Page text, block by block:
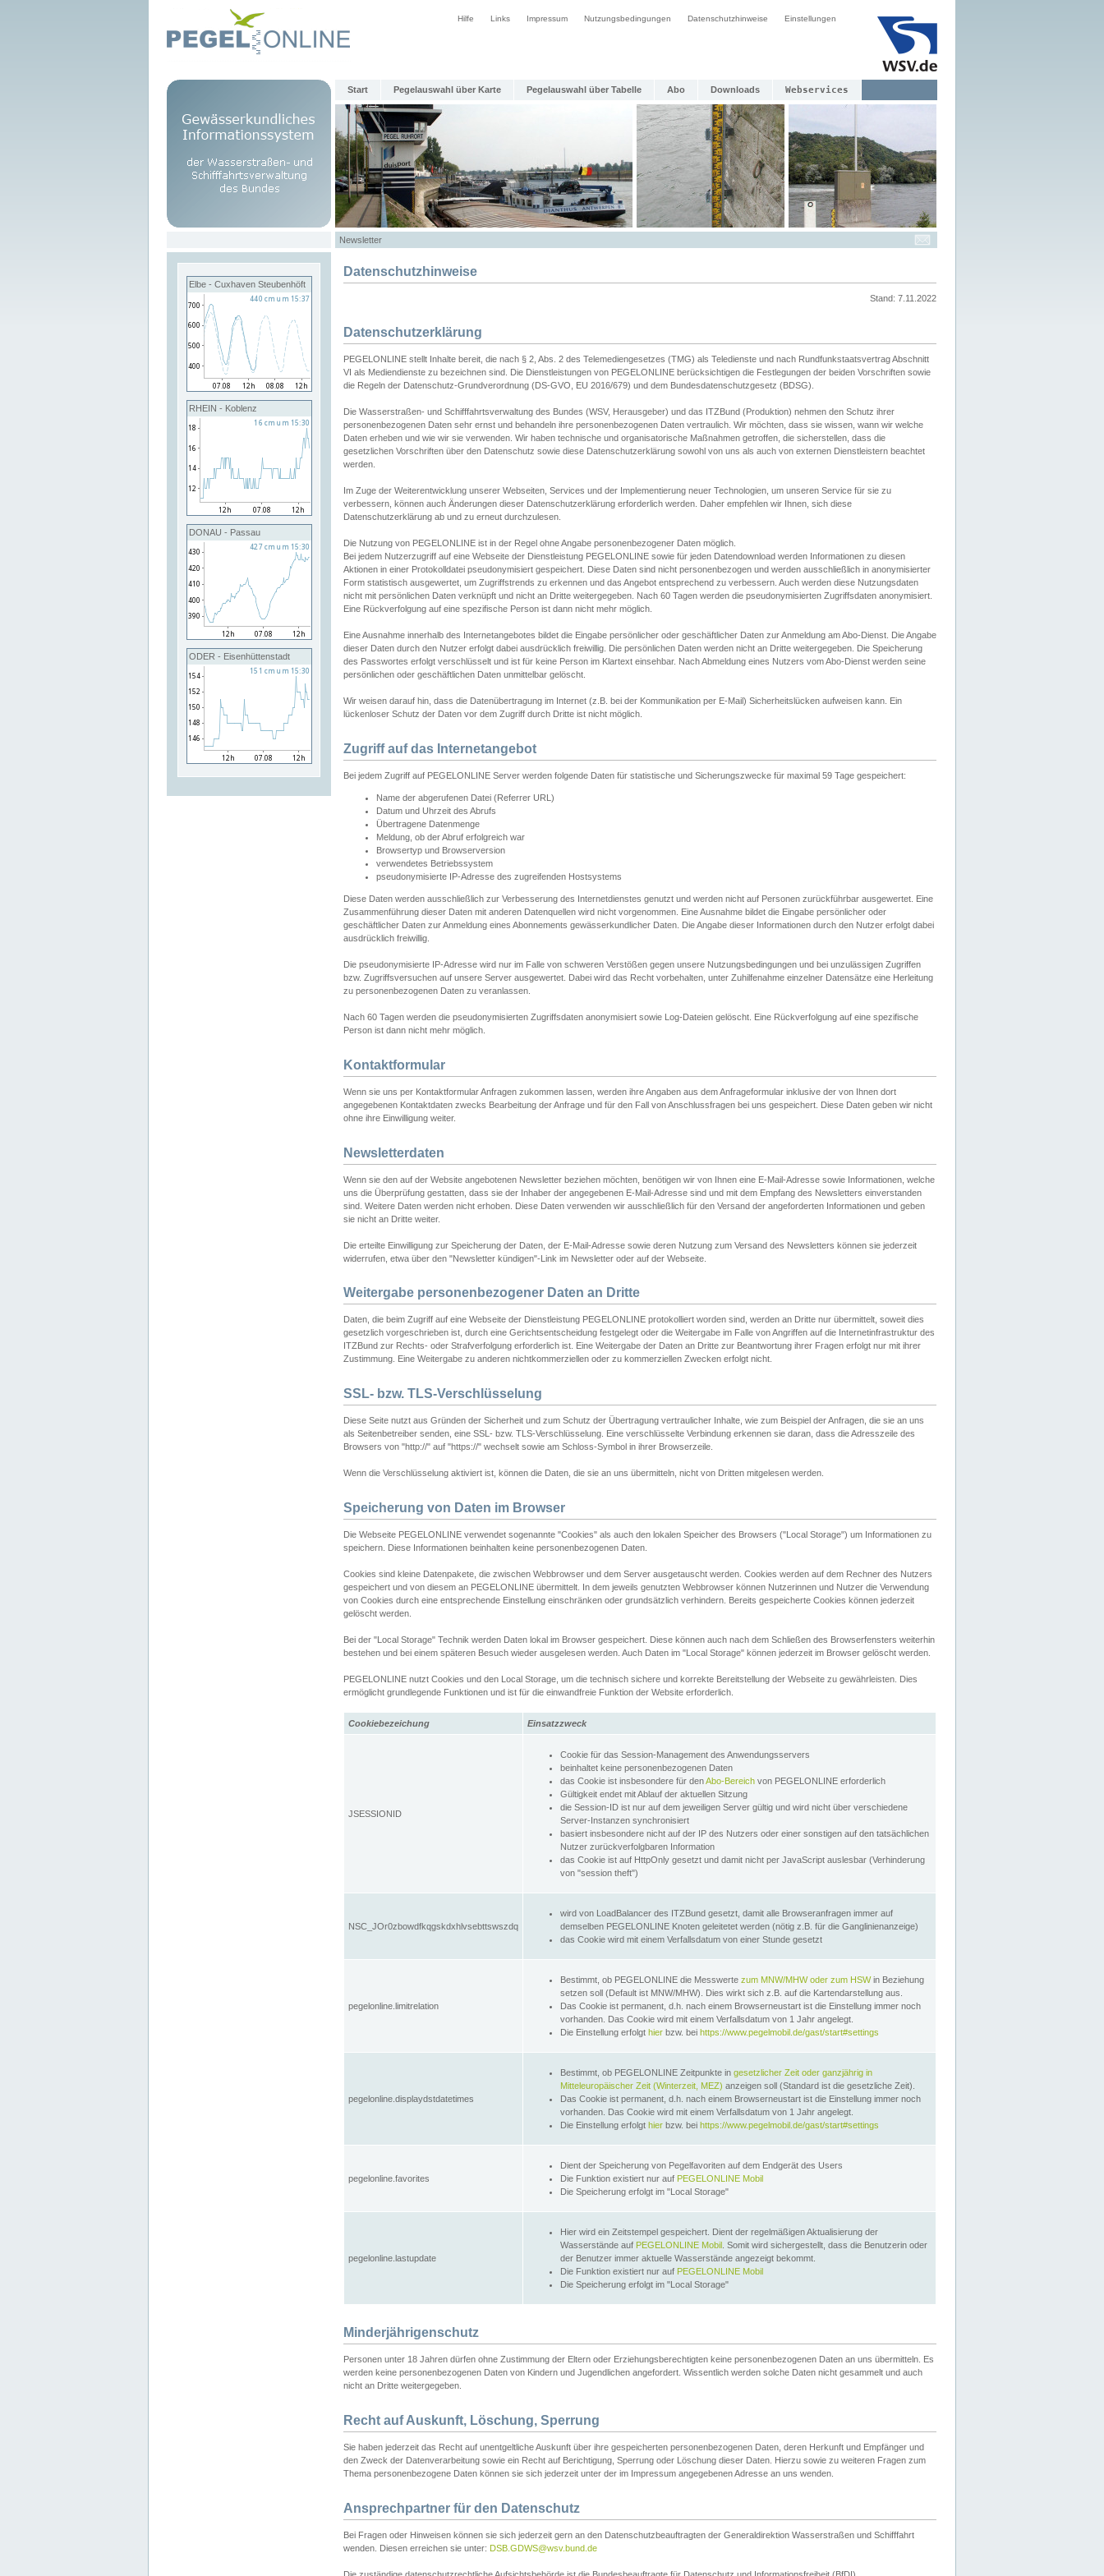
Hilfe Links Impressum Nutzungsbedingungen Datenschutzhinweise Einstellungen
Start Pegelauswahl über Karte Pegelauswahl über Tabelle Abo Downloads Webservices
Newsletter
Elbe - Cuxhaven Steubenhöft
RHEIN - Koblenz
DONAU - Passau
ODER - Eisenhüttenstadt
Datenschutzhinweise
Stand: 7.11.2022
Datenschutzerklärung
PEGELONLINE stellt Inhalte bereit, die nach § 2, Abs. 2 des Telemediengesetzes (TMG) als Teledienste und nach Rundfunkstaatsvertrag Abschnitt
VI als Mediendienste zu bezeichnen sind. Die Dienstleistungen von PEGELONLINE berücksichtigen die Festlegungen der beiden Vorschriften sowie
die Regeln der Datenschutz-Grundverordnung (DS-GVO, EU 2016/679) und dem Bundesdatenschutzgesetz (BDSG).
Die Wasserstraßen- und Schifffahrtsverwaltung des Bundes (WSV, Herausgeber) und das ITZBund (Produktion) nehmen den Schutz ihrer
personenbezogenen Daten sehr ernst und behandeln ihre personenbezogenen Daten vertraulich. Wir möchten, dass sie wissen, wann wir welche
Daten erheben und wie wir sie verwenden. Wir haben technische und organisatorische Maßnahmen getroffen, die sicherstellen, dass die
gesetzlichen Vorschriften über den Datenschutz sowie diese Datenschutzerklärung sowohl von uns als auch von externen Dienstleistern beachtet
werden.
Im Zuge der Weiterentwicklung unserer Webseiten, Services und der Implementierung neuer Technologien, um unseren Service für sie zu
verbessern, können auch Änderungen dieser Datenschutzerklärung erforderlich werden. Daher empfehlen wir Ihnen, sich diese
Datenschutzerklärung ab und zu erneut durchzulesen.
Die Nutzung von PEGELONLINE ist in der Regel ohne Angabe personenbezogener Daten möglich.
Bei jedem Nutzerzugriff auf eine Webseite der Dienstleistung PEGELONLINE sowie für jeden Datendownload werden Informationen zu diesen
Aktionen in einer Protokolldatei pseudonymisiert gespeichert. Diese Daten sind nicht personenbezogen und werden ausschließlich in anonymisierter
Form statistisch ausgewertet, um Zugriffstrends zu erkennen und das Angebot entsprechend zu verbessern. Auch werden diese Nutzungsdaten
nicht mit persönlichen Daten verknüpft und nicht an Dritte weitergegeben. Nach 60 Tagen werden die pseudonymisierten Zugriffsdaten anonymisiert.
Eine Rückverfolgung auf eine spezifische Person ist dann nicht mehr möglich.
Eine Ausnahme innerhalb des Internetangebotes bildet die Eingabe persönlicher oder geschäftlicher Daten zur Anmeldung am Abo-Dienst. Die Angabe
dieser Daten durch den Nutzer erfolgt dabei ausdrücklich freiwillig. Die persönlichen Daten werden nicht an Dritte weitergegeben. Die Speicherung
des Passwortes erfolgt verschlüsselt und ist für keine Person im Klartext einsehbar. Nach Abmeldung eines Nutzers vom Abo-Dienst werden seine
persönlichen oder geschäftlichen Daten unmittelbar gelöscht.
Wir weisen darauf hin, dass die Datenübertragung im Internet (z.B. bei der Kommunikation per E-Mail) Sicherheitslücken aufweisen kann. Ein
lückenloser Schutz der Daten vor dem Zugriff durch Dritte ist nicht möglich.
Zugriff auf das Internetangebot
Bei jedem Zugriff auf PEGELONLINE Server werden folgende Daten für statistische und Sicherungszwecke für maximal 59 Tage gespeichert:
Name der abgerufenen Datei (Referrer URL)
Datum und Uhrzeit des Abrufs
Übertragene Datenmenge
Meldung, ob der Abruf erfolgreich war
Browsertyp und Browserversion
verwendetes Betriebssystem
pseudonymisierte IP-Adresse des zugreifenden Hostsystems
Diese Daten werden ausschließlich zur Verbesserung des Internetdienstes genutzt und werden nicht auf Personen zurückführbar ausgewertet. Eine
Zusammenführung dieser Daten mit anderen Datenquellen wird nicht vorgenommen. Eine Ausnahme bildet die Eingabe persönlicher oder
geschäftlicher Daten zur Anmeldung eines Abonnements gewässerkundlicher Daten. Die Angabe dieser Informationen durch den Nutzer erfolgt dabei
ausdrücklich freiwillig.
Die pseudonymisierte IP-Adresse wird nur im Falle von schweren Verstößen gegen unsere Nutzungsbedingungen und bei unzulässigen Zugriffen
bzw. Zugriffsversuchen auf unsere Server ausgewertet. Dabei wird das Recht vorbehalten, unter Zuhilfenahme einzelner Datensätze eine Herleitung
zu personenbezogenen Daten zu veranlassen.
Nach 60 Tagen werden die pseudonymisierten Zugriffsdaten anonymisiert sowie Log-Dateien gelöscht. Eine Rückverfolgung auf eine spezifische
Person ist dann nicht mehr möglich.
Kontaktformular
Wenn sie uns per Kontaktformular Anfragen zukommen lassen, werden ihre Angaben aus dem Anfrageformular inklusive der von Ihnen dort
angegebenen Kontaktdaten zwecks Bearbeitung der Anfrage und für den Fall von Anschlussfragen bei uns gespeichert. Diese Daten geben wir nicht
ohne ihre Einwilligung weiter.
Newsletterdaten
Wenn sie den auf der Website angebotenen Newsletter beziehen möchten, benötigen wir von Ihnen eine E-Mail-Adresse sowie Informationen, welche
uns die Überprüfung gestatten, dass sie der Inhaber der angegebenen E-Mail-Adresse sind und mit dem Empfang des Newsletters einverstanden
sind. Weitere Daten werden nicht erhoben. Diese Daten verwenden wir ausschließlich für den Versand der angeforderten Informationen und geben
sie nicht an Dritte weiter.
Die erteilte Einwilligung zur Speicherung der Daten, der E-Mail-Adresse sowie deren Nutzung zum Versand des Newsletters können sie jederzeit
widerrufen, etwa über den "Newsletter kündigen"-Link im Newsletter oder auf der Webseite.
Weitergabe personenbezogener Daten an Dritte
Daten, die beim Zugriff auf eine Webseite der Dienstleistung PEGELONLINE protokolliert worden sind, werden an Dritte nur übermittelt, soweit dies
gesetzlich vorgeschrieben ist, durch eine Gerichtsentscheidung festgelegt oder die Weitergabe im Falle von Angriffen auf die Internetinfrastruktur des
ITZBund zur Rechts- oder Strafverfolgung erforderlich ist. Eine Weitergabe der Daten an Dritte zur Beantwortung ihrer Fragen erfolgt nur mit ihrer
Zustimmung. Eine Weitergabe zu anderen nichtkommerziellen oder zu kommerziellen Zwecken erfolgt nicht.
SSL- bzw. TLS-Verschlüsselung
Diese Seite nutzt aus Gründen der Sicherheit und zum Schutz der Übertragung vertraulicher Inhalte, wie zum Beispiel der Anfragen, die sie an uns
als Seitenbetreiber senden, eine SSL- bzw. TLS-Verschlüsselung. Eine verschlüsselte Verbindung erkennen sie daran, dass die Adresszeile des
Browsers von "http://" auf "https://" wechselt sowie am Schloss-Symbol in ihrer Browserzeile.
Wenn die Verschlüsselung aktiviert ist, können die Daten, die sie an uns übermitteln, nicht von Dritten mitgelesen werden.
Speicherung von Daten im Browser
Die Webseite PEGELONLINE verwendet sogenannte "Cookies" als auch den lokalen Speicher des Browsers ("Local Storage") um Informationen zu
speichern. Diese Informationen beinhalten keine personenbezogenen Daten.
Cookies sind kleine Datenpakete, die zwischen Webbrowser und dem Server ausgetauscht werden. Cookies werden auf dem Rechner des Nutzers
gespeichert und von diesem an PEGELONLINE übermittelt. In dem jeweils genutzten Webbrowser können Nutzerinnen und Nutzer die Verwendung
von Cookies durch eine entsprechende Einstellung einschränken oder grundsätzlich verhindern. Bereits gespeicherte Cookies können jederzeit
gelöscht werden.
Bei der "Local Storage" Technik werden Daten lokal im Browser gespeichert. Diese können auch nach dem Schließen des Browserfensters weiterhin
bestehen und bei einem späteren Besuch wieder ausgelesen werden. Auch Daten im "Local Storage" können jederzeit im Browser gelöscht werden.
PEGELONLINE nutzt Cookies und den Local Storage, um die technisch sichere und korrekte Bereitstellung der Webseite zu gewährleisten. Dies
ermöglicht grundlegende Funktionen und ist für die einwandfreie Funktion der Website erforderlich.
Cookiebezeichung Einsatzzweck
JSESSIONID
Cookie für das Session-Management des Anwendungsservers
beinhaltet keine personenbezogenen Daten
das Cookie ist insbesondere für denAbo-Bereich von PEGELONLINE erforderlich
Gültigkeit endet mit Ablauf der aktuellen Sitzung
die Session-ID ist nur auf dem jeweiligen Server gültig und wird nicht über verschiedene
Server-Instanzen synchronisiert
basiert insbesondere nicht auf der IP des Nutzers oder einer sonstigen auf den tatsächlichen
Nutzer zurückverfolgbaren Information
das Cookie ist auf HttpOnly gesetzt und damit nicht per JavaScript auslesbar (Verhinderung
von "session theft")
NSC_JOr0zbowdfkqgskdxhlvsebttswszdq
wird von LoadBalancer des ITZBund gesetzt, damit alle Browseranfragen immer auf
demselben PEGELONLINE Knoten geleitetet werden (nötig z.B. für die Ganglinienanzeige)
das Cookie wird mit einem Verfallsdatum von einer Stunde gesetzt
pegelonline.limitrelation
Bestimmt, ob PEGELONLINE die Messwerte zum MNW/MHW oder zum HSWin Beziehung
setzen soll (Default ist MNW/MHW). Dies wirkt sich z.B. auf die Kartendarstellung aus.
Das Cookie ist permanent, d.h. nach einem Browserneustart ist die Einstellung immer noch
vorhanden. Das Cookie wird mit einem Verfallsdatum von 1 Jahr angelegt.
Die Einstellung erfolgt hier bzw. bei https://www.pegelmobil.de/gast/start#settings
pegelonline.displaydstdatetimes
Bestimmt, ob PEGELONLINE Zeitpunkte in gesetzlicher Zeit oder ganzjährig in
Mitteleuropäischer Zeit (Winterzeit, MEZ) anzeigen soll (Standard ist die gesetzliche Zeit).
Das Cookie ist permanent, d.h. nach einem Browserneustart ist die Einstellung immer noch
vorhanden. Das Cookie wird mit einem Verfallsdatum von 1 Jahr angelegt.
Die Einstellung erfolgt hier bzw. bei https://www.pegelmobil.de/gast/start#settings
pegelonline.favorites
Dient der Speicherung von Pegelfavoriten auf dem Endgerät des Users
Die Funktion existiert nur auf PEGELONLINE Mobil
Die Speicherung erfolgt im "Local Storage"
pegelonline.lastupdate
Hier wird ein Zeitstempel gespeichert. Dient der regelmäßigen Aktualisierung der
Wasserstände auf PEGELONLINE Mobil . Somit wird sichergestellt, dass die Benutzerin oder
der Benutzer immer aktuelle Wasserstände angezeigt bekommt.
Die Funktion existiert nur auf PEGELONLINE Mobil
Die Speicherung erfolgt im "Local Storage"
Minderjährigenschutz
Personen unter 18 Jahren dürfen ohne Zustimmung der Eltern oder Erziehungsberechtigten keine personenbezogenen Daten an uns übermitteln. Es
werden keine personenbezogenen Daten von Kindern und Jugendlichen angefordert. Wissentlich werden solche Daten nicht gesammelt und auch
nicht an Dritte weitergegeben.
Recht auf Auskunft, Löschung, Sperrung
Sie haben jederzeit das Recht auf unentgeltliche Auskunft über ihre gespeicherten personenbezogenen Daten, deren Herkunft und Empfänger und
den Zweck der Datenverarbeitung sowie ein Recht auf Berichtigung, Sperrung oder Löschung dieser Daten. Hierzu sowie zu weiteren Fragen zum
Thema personenbezogene Daten können sie sich jederzeit unter der im Impressum angegebenen Adresse an uns wenden.
Ansprechpartner für den Datenschutz
Bei Fragen oder Hinweisen können sie sich jederzeit gern an den Datenschutzbeauftragten der Generaldirektion Wasserstraßen und Schifffahrt
wenden. Diesen erreichen sie unter: DSB.GDWS@wsv.bund.de